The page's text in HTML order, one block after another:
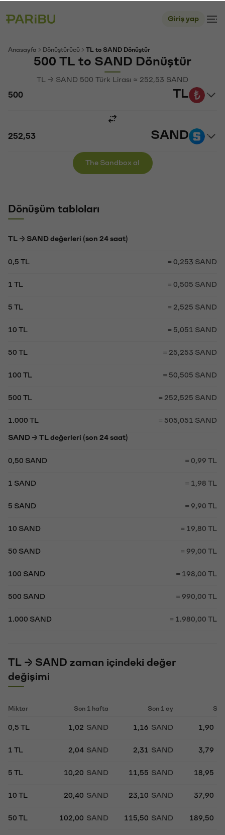
Giriş yap
Anasayfa Dönüştürücü TL to SAND Dönüştür
500 TL to SAND Dönüştür
TL → SAND 500 Türk Lirası ≈ 252,53 SAND
TL
SAND
The Sandbox al
Dönüşüm tabloları
TL → SAND değerleri (son 24 saat)
0,5 TL = 0,253 SAND
1 TL = 0,505 SAND
5 TL = 2,525 SAND
10 TL = 5,051 SAND
50 TL = 25,253 SAND
100 TL = 50,505 SAND
500 TL = 252,525 SAND
1.000 TL = 505,051 SAND
SAND → TL değerleri (son 24 saat)
0,50 SAND = 0,99 TL
1 SAND = 1,98 TL
5 SAND = 9,90 TL
10 SAND = 19,80 TL
50 SAND = 99,00 TL
100 SAND = 198,00 TL
500 SAND = 990,00 TL
1.000 SAND = 1.980,00 TL
TL → SAND zaman içindeki değer
değişimi
Miktar Son 1 hafta Son 1 ay
0,5 TL 1,02 SAND 1,16 SAND 1,90
1 TL 2,04 SAND 2,31 SAND 3,79
5 TL 10,20 SAND 11,55 SAND 18,95
10 TL 20,40 SAND 23,10 SAND 37,90
50 TL 102,00 SAND 115,50 SAND 189,50